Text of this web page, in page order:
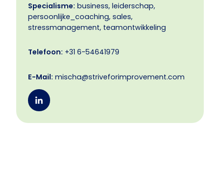
Specialisme: business, leiderschap,
persoonlijke_coaching, sales,
stressmanagement, teamontwikkeling
Telefoon: +31 6-54641979
E-Mail: mischa@striveforimprovement.com